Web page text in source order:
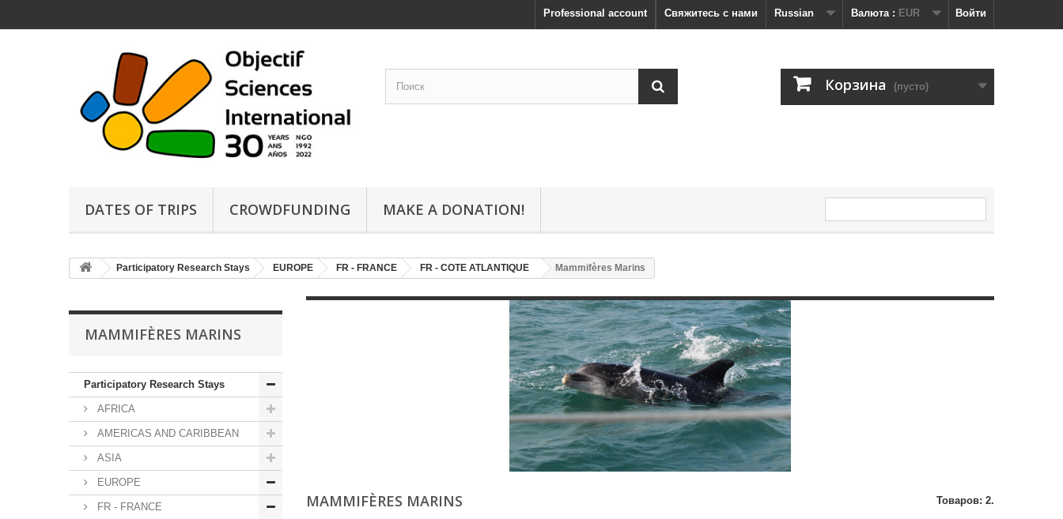
Войти
Валюта : EUR
Russian
Свяжитесь с нами
Professional account
Корзина (пусто)
DATES OF TRIPS CROWDFUNDING MAKE A DONATION!
Participatory Research Stays EUROPE FR - FRANCE FR - COTE ATLANTIQUE Mammifères Marins
MAMMIFÈRES MARINS
Participatory Research Stays
AFRICA
AMERICAS AND CARIBBEAN
ASIA
EUROPE
FR - FRANCE MAMMIFÈRES MARINS Товаров: 2.